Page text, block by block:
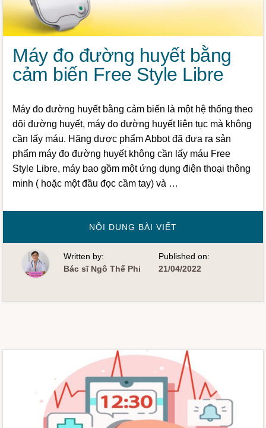
Máy đo đường huyết bằng
cảm biến Free Style Libre
Máy đo đường huyết bằng cảm biến là một hệ thống theo
dõi đường huyết, máy đo đường huyết liên tục mà không
cần lấy máu. Hãng dược phẩm Abbot đã đưa ra sản
phẩm máy đo đường huyết không cần lấy máu Free
Style Libre, máy bao gồm một ứng dụng điện thoại thông
minh ( hoặc một đầu đọc cầm tay) và …
NỘI DUNG BÀI VIẾT
ĐƯỜNG
HUYẾT
BẰNG
CẢM
Written by:
Bác sĩ Ngô Thế Phi
Published on:
21/04/2022